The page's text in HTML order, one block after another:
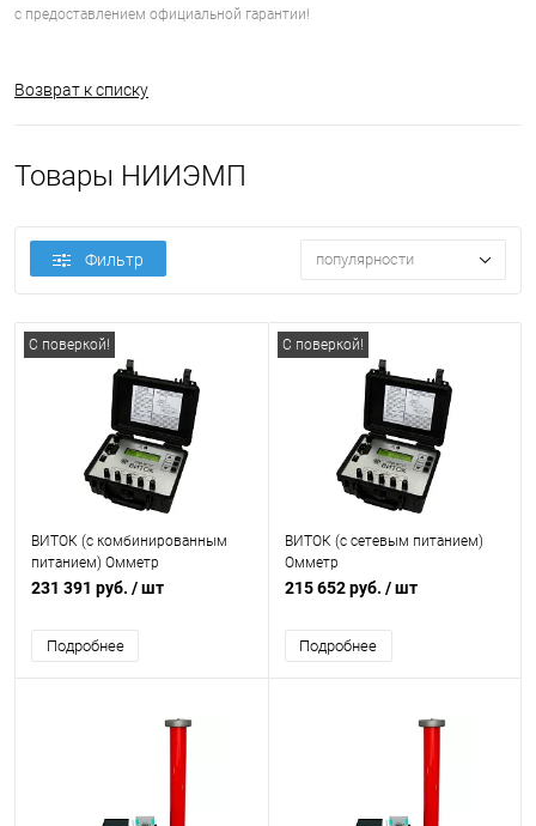
с предоставлением официальной гарантии!
Возврат к списку
Товары НИИЭМП
Фильтр популярности
С поверкой!
ВИТОК (с комбинированным
питанием) Омметр
231 391 руб. / шт
Подробнее
С поверкой!
ВИТОК (с сетевым питанием)
Омметр
215 652 руб. / шт
Подробнее